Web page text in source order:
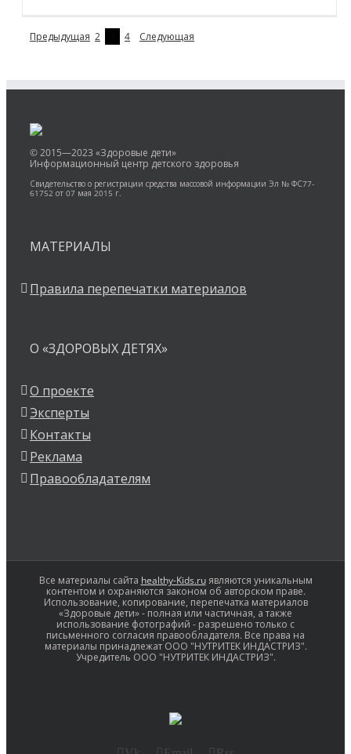
Предыдущая 2 4 Следующая
© 2015—2023 «Здоровые дети»
Информационный центр детского здоровья
Свидетельство о регистрации средства массовой информации Эл № ФС77-
61752 от 07 мая 2015 г.
МАТЕРИАЛЫ
Правила перепечатки материалов
О «ЗДОРОВЫХ ДЕТЯХ»
О проекте
Эксперты
Контакты
Реклама
Правообладателям
Все материалы сайта healthy-Kids.ruявляются уникальным
контентом и охраняются законом об авторском праве.
Использование, копирование, перепечатка материалов
«Здоровые дети» - полная или частичная, а также
использование фотографий - разрешено только с
письменного согласия правообладателя. Все права на
материалы принадлежат ООО "НУТРИТЕК ИНДАСТРИЗ".
Учредитель ООО "НУТРИТЕК ИНДАСТРИЗ".